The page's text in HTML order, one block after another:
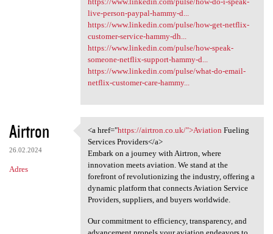
live-person-paypal-hammy-d...
https://www.linkedin.com/pulse/how-get-netflix-
customer-service-hammy-dh...
https://www.linkedin.com/pulse/how-speak-
someone-netflix-support-hammy-d...
https://www.linkedin.com/pulse/what-do-email-
netflix-customer-care-hammy...
Airtron
26.02.2024
Adres
<a href="https://airtron.co
<a href="https://airtron.co.uk/">Aviation Fueling
Services Providers</a>
Embark on a journey with Airtron, where
innovation meets aviation. We stand at the
forefront of revolutionizing the industry, offering a
dynamic platform that connects Aviation Service
Providers, suppliers, and buyers worldwide.
Our commitment to efficiency, transparency, and